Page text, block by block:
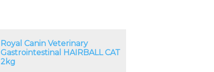
Royal Canin Veterinary
Gastrointestinal HAIRBALL CAT
2kg